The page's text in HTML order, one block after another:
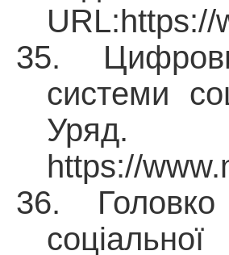
URL:https://
35.
системи
https://
36. Головко